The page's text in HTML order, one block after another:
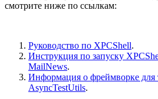
смотрите ниже по ссылкам:
Руководство по XPCShell.
Инструкция по запуску
MailNews.
Информация о фреймворке для
AsyncTestUtils.